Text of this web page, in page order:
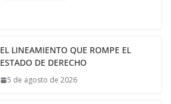
EL LINEAMIENTO QUE ROMPE EL
ESTADO DE DERECHO
5 de agosto de 2026